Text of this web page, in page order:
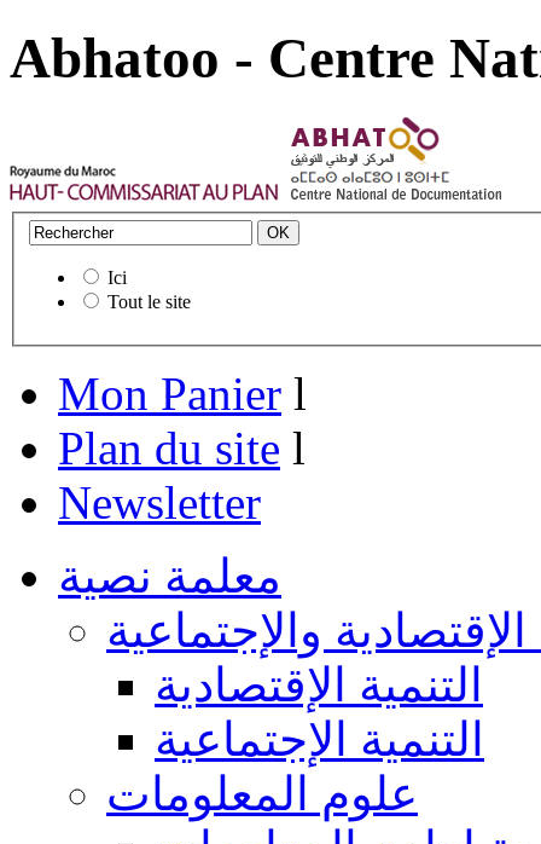
Abhatoo - Centre
Ici
Tout le site
Mon Panier l
Plan du site l
Newsletter
معلمة نصية
الإقتصادية والإجتماعية
التنمية الإقتصادية
التنمية الإجتماعية
علوم المعلومات